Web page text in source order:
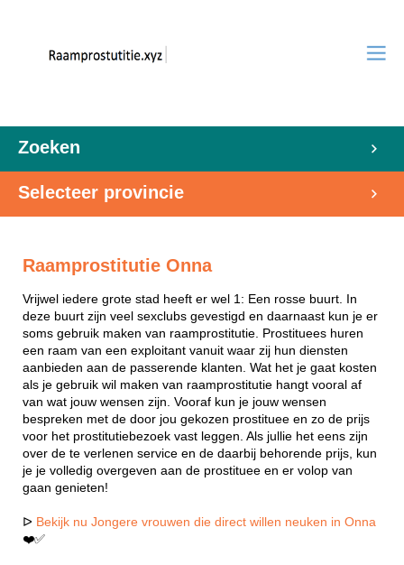
Zoeken
Selecteer provincie
Raamprostitutie Onna
Vrijwel iedere grote stad heeft er wel 1: Een rosse buurt. In
deze buurt zijn veel sexclubs gevestigd en daarnaast kun je er
soms gebruik maken van raamprostitutie. Prostituees huren
een raam van een exploitant vanuit waar zij hun diensten
aanbieden aan de passerende klanten. Wat het je gaat kosten
als je gebruik wil maken van raamprostitutie hangt vooral af
van wat jouw wensen zijn. Vooraf kun je jouw wensen
bespreken met de door jou gekozen prostituee en zo de prijs
voor het prostitutiebezoek vast leggen. Als jullie het eens zijn
over de te verlenen service en de daarbij behorende prijs, kun
je je volledig overgeven aan de prostituee en er volop van
gaan genieten!
ᐅ Bekijk nu Jongere vrouwen die direct willen neuken in Onna
❤️✅